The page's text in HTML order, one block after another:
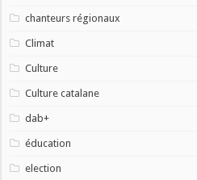
chanteurs régionaux
Climat
Culture
Culture catalane
dab+
éducation
election